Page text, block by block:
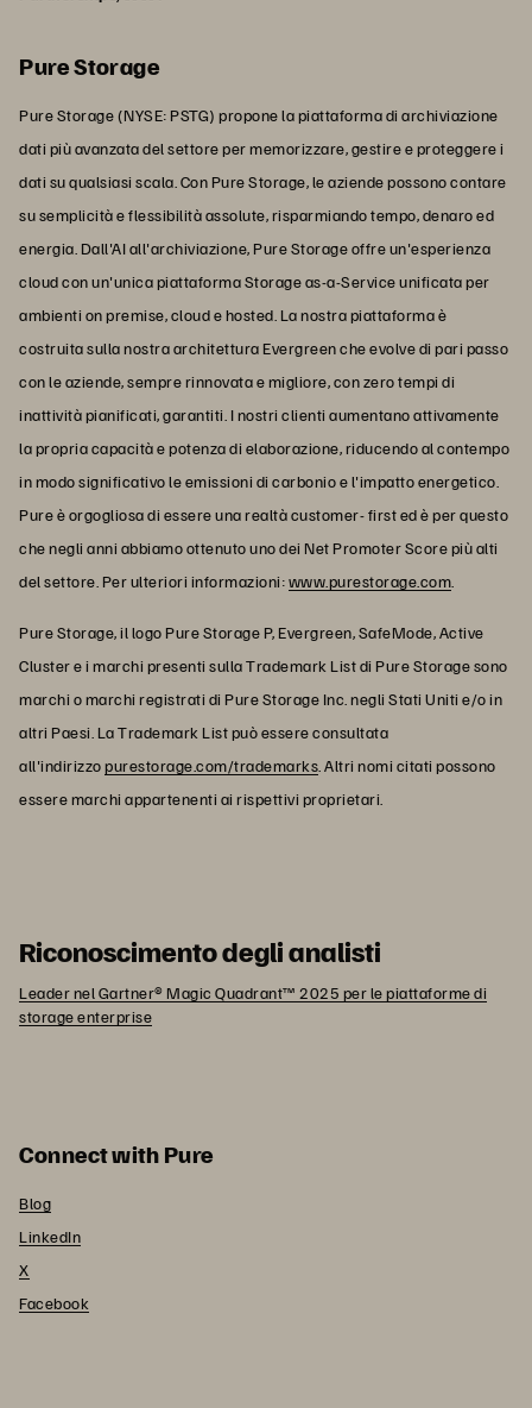
Pure Storage
Pure Storage (NYSE: PSTG) propone la piattaforma di archiviazione
dati più avanzata del settore per memorizzare, gestire e proteggere i
dati su qualsiasi scala. Con Pure Storage, le aziende possono contare
su semplicità e flessibilità assolute, risparmiando tempo, denaro ed
energia. Dall'AI all'archiviazione, Pure Storage offre un'esperienza
cloud con un'unica piattaforma Storage as-a-Service unificata per
ambienti on premise, cloud e hosted. La nostra piattaforma è
costruita sulla nostra architettura Evergreen che evolve di pari passo
con le aziende, sempre rinnovata e migliore, con zero tempi di
inattività pianificati, garantiti. I nostri clienti aumentano attivamente
la propria capacità e potenza di elaborazione, riducendo al contempo
in modo significativo le emissioni di carbonio e l'impatto energetico.
Pure è orgogliosa di essere una realtà customer- first ed è per questo
che negli anni abbiamo ottenuto uno dei Net Promoter Score più alti
del settore. Per ulteriori informazioni:www.purestorage.com
Pure Storage, il logo Pure Storage P, Evergreen, SafeMode, Active
Cluster e i marchi presenti sulla Trademark List di Pure Storage sono
marchi o marchi registrati di Pure Storage Inc. negli Stati Uniti e/o in
altri Paesi. La Trademark List può essere consultata
all'indirizzopurestorage.com/trademarks . Altri nomi citati possono
essere marchi appartenenti ai rispettivi proprietari.
Riconoscimento degli analisti
Leader nel Gartner® Magic Quadrant™ 2025 per le piattaforme di
storage enterprise
Connect with Pure
Blog
LinkedIn
X
Facebook